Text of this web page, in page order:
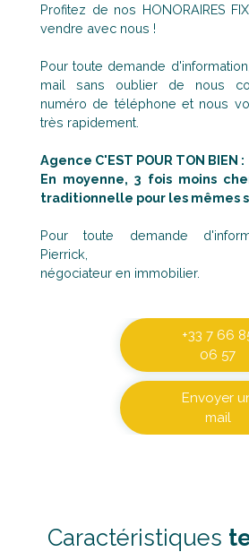
Profitez de nos HONORAIRES
vendre avec nous !
Pour toute demande
mail sans oublier de nous
numéro de téléphone et nous
très rapidement.
Agence C'EST POUR TON BIEN :
En moyenne, 3 fois moins
traditionnelle pour les mêmes
Pour toute demande
Pierrick,
négociateur en immobilier.
+33 7 66
06 57
Envoyer
mail
Caractéristiques